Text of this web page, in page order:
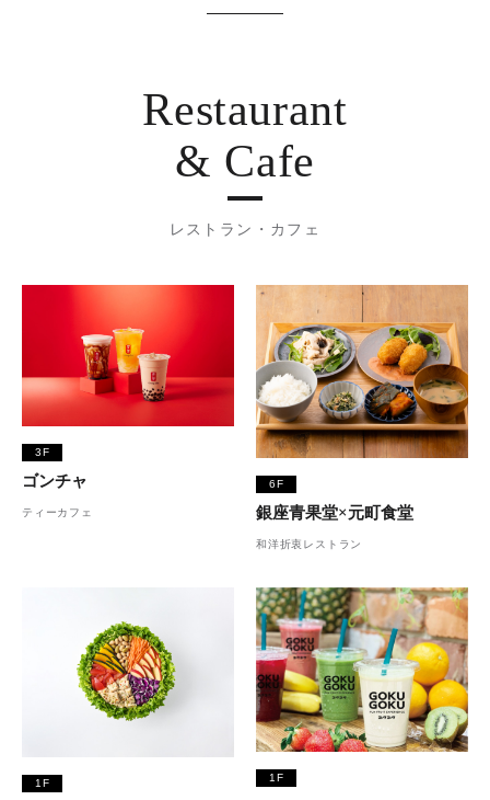
Restaurant
& Cafe
レストラン・カフェ
3F
ゴンチャ
ティーカフェ
6F
銀座青果堂×元町食堂
和洋折衷レストラン
1F 1F